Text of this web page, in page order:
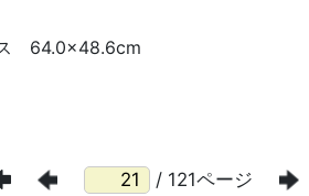
/ 121ページ